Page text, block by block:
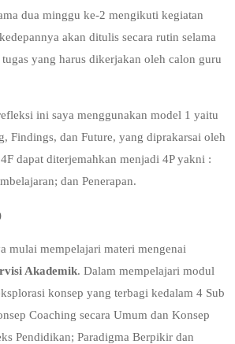
dua minggu ke-2 mengikuti kegiatan
akan ditulis secara rutin selama
yang harus dikerjakan oleh calon guru
ini saya menggunakan model 1 yaitu
Findings, dan Future, yang diprakarsai oleh
dapat diterjemahkan menjadi 4P yakni :
dan Penerapan.
mulai mempelajari materi mengenai
Akademik. Dalam mempelajari modul
konsep yang terbagi kedalam 4 Sub
Coaching secara Umum dan Konsep
Pendidikan; Paradigma Berpikir dan